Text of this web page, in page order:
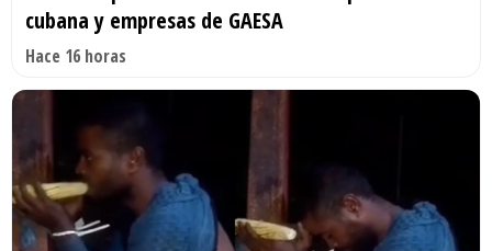
cubana y empresas de GAESA
Hace 16 horas